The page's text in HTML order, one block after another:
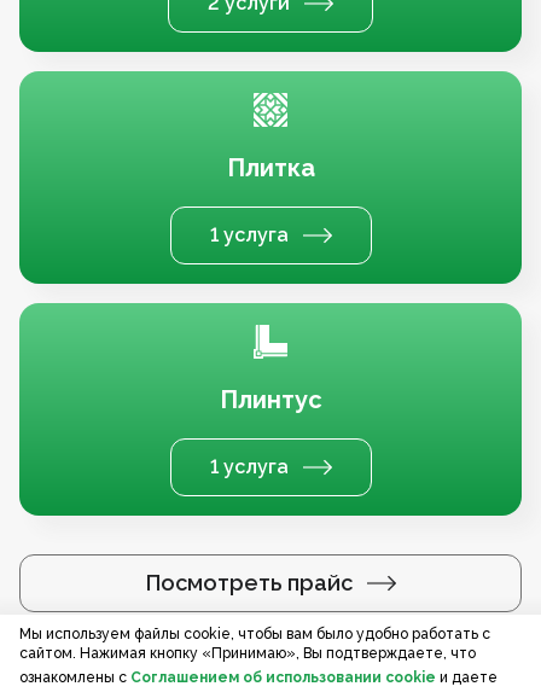
Плитка
1 услуга
Плинтус
1 услуга
Посмотреть прайс
Услуги по регионам
Мы используем файлы cookie, чтобы вам было удобно работать с
сайтом. Нажимая кнопку «Принимаю», Вы подтверждаете, что
ознакомлены с Соглашением об использовании cookie и даете